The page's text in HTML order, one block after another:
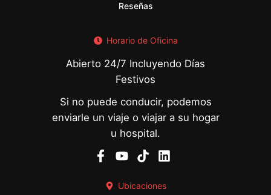
Reseñas
Horario de Oficina
Abierto 24/7 Incluyendo Días
Festivos
Si no puede conducir, podemos
enviarle un viaje o viajar a su hogar
u hospital.
Ubicaciones